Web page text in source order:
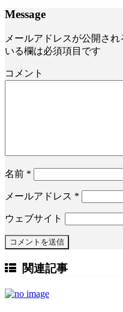
Message
メールアドレスが公開され
いる欄は必須項目です
コメント
名前 *
メールアドレス *
ウェブサイト
関連記事